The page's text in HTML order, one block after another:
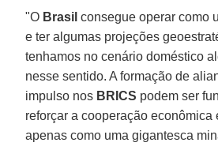
"O Brasil consegue operar como
e ter algumas projeções
tenhamos no cenário doméstico
nesse sentido. A formação de
impulso nos BRICS podem ser
reforçar a cooperação econômica
apenas como uma gigantesca